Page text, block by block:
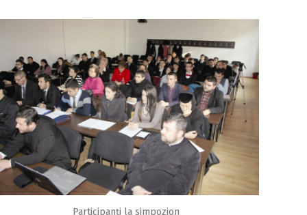
Participanţi la simpozion